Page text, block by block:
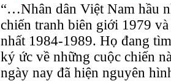
“…Nhân dân Việt Nam hầu
chiến tranh biên giới 1979
nhất 1984-1989. Họ đang
ký ức về những cuộc chiến
ngày nay đã hiện nguyên